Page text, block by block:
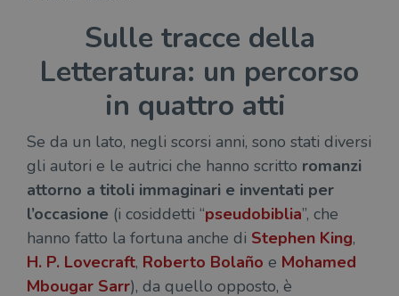
Sulle tracce della
Letteratura: un percorso
in quattro atti
Se da un lato, negli scorsi anni, sono stati diversi
gli autori e le autrici che hanno scritto romanzi
attorno a titoli immaginari e inventati per
l’occasione (i cosiddetti “pseudobiblia”, che
hanno fatto la fortuna anche di Stephen King,
H. P. Lovecraft, Roberto Bolaño e Mohamed
Mbougar Sarr), da quello opposto, è